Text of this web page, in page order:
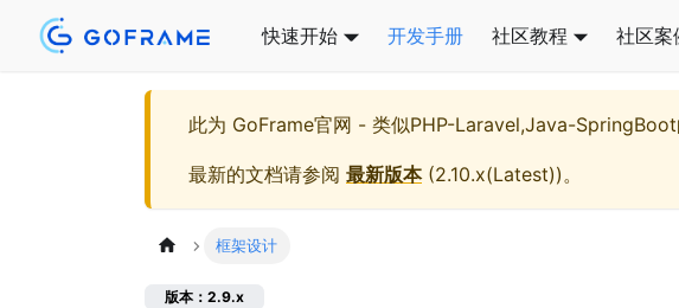
快速开始 开发手册 社区教程 社区案
此为 GoFrame官网 - 类似PHP-Laravel,Java-
最新的文档请参阅 最新版本(2.10.x(Latest))。
框架设计
版本：2.9.x